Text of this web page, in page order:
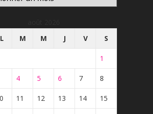
L M M J V S
1
4 5 6 7 8
11 12 13 14 15